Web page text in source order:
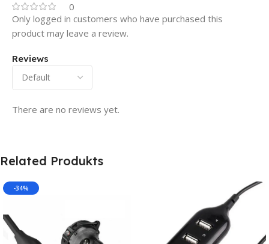
0
Reviews
There are no reviews yet.
Only logged in customers who have purchased this
product may leave a review.
Related Produkts
-34%